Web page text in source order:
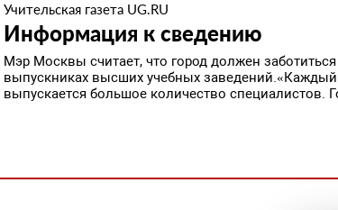
Учительская газета UG.RU
Информация к сведению
Мэр Москвы считает, что город должен
выпускниках высших учебных заведений.«Каждый
выпускается большое количество специалистов.